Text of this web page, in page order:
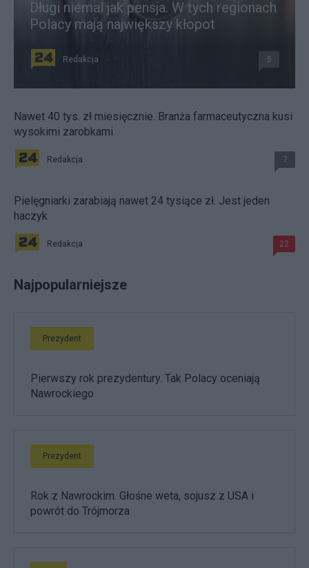
Długi niemal jak pensja. W tych regionach
Polacy mają największy kłopot
Redakcja 5
Nawet 40 tys. zł miesięcznie. Branża farmaceutyczna kusi
wysokimi zarobkami
Redakcja 7
Pielęgniarki zarabiają nawet 24 tysiące zł. Jest jeden
haczyk
Redakcja 22
Najpopularniejsze
Prezydent
Pierwszy rok prezydentury. Tak Polacy oceniają
Nawrockiego
Prezydent
Rok z Nawrockim. Głośne weta, sojusz z USA i
powrót do Trójmorza